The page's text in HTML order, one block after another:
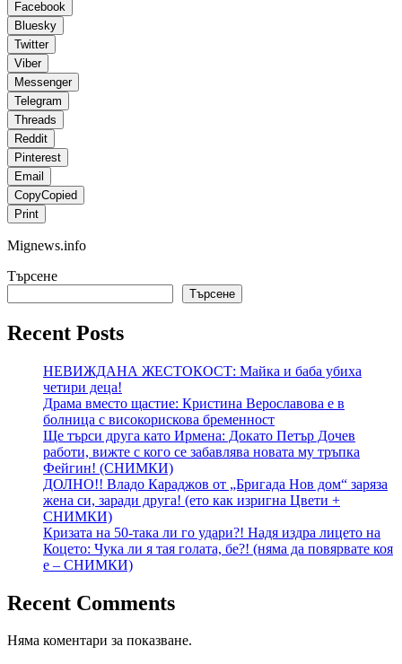
Facebook
Bluesky
Twitter
Viber
Messenger
Telegram
Threads
Reddit
Pinterest
Email
CopyCopied
Print
Mignews.info
Търсене
Търсене
Recent Posts
НЕВИЖДАНА ЖЕСТОКОСТ: Майка и баба убиха
четири деца!
Драма вместо щастие: Кристина Верославова е в
болница с високорискова бременност
Ще търси друга като Ирмена: Докато Петър Дочев
работи, вижте с кого се забавлява новата му тръпка
Фейгин! (СНИМКИ)
ДОЛНО!! Владо Караджов от „Бригада Нов дом“ заряза
жена си, заради друга! (ето как изригна Цвети +
СНИМКИ)
Кризата на 50-така ли го удари?! Надя издра лицето на
Коцето: Чука ли я тая голата, бе?! (няма да повярвате коя
е – СНИМКИ)
Recent Comments
Няма коментари за показване.